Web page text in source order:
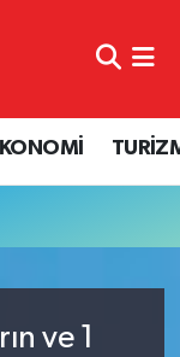
ve 1